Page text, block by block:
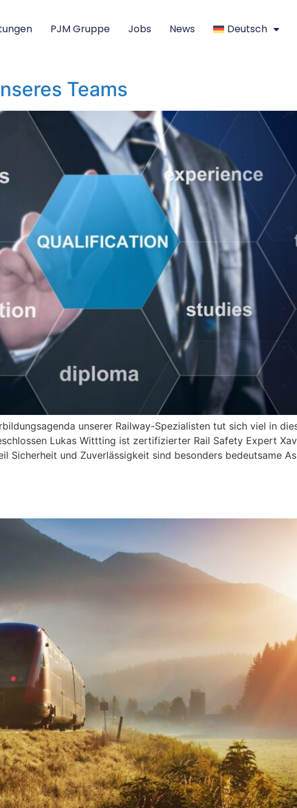
PJM Gruppe Jobs News Deutsch
Teams
unserer Railway-Spezialisten tut sich viel in
Lukas Wittting ist zertifizierter Rail Safety Expert
Sicherheit und Zuverlässigkeit sind besonders bedeutsame